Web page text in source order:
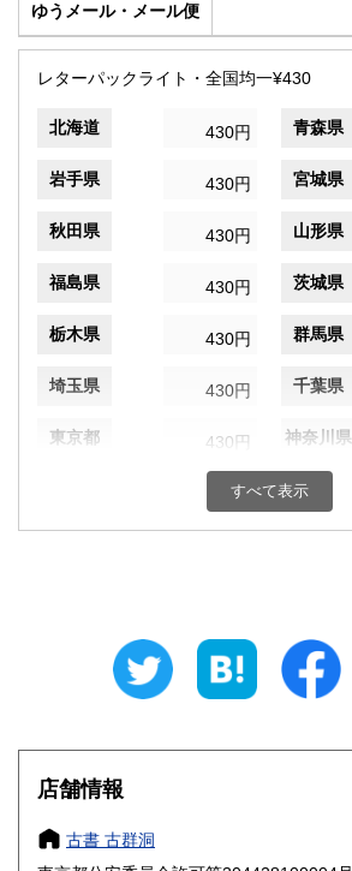
ゆうメール・メール便
レターパックライト・全国均一¥430
北海道 430円 青森県
岩手県 430円 宮城県
秋田県 430円 山形県
福島県 430円 茨城県
栃木県 430円 群馬県
埼玉県 430円 千葉県
東京都 430円 神奈川県
430円 富山県
静岡県
430円 三重県
滋賀県 430円 京都府
大阪府
奈良県
すべて表示
店舗情報
古書 古群洞